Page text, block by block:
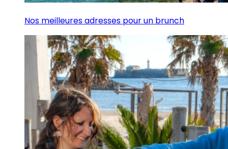
Nos meilleures adresses pour un brunch